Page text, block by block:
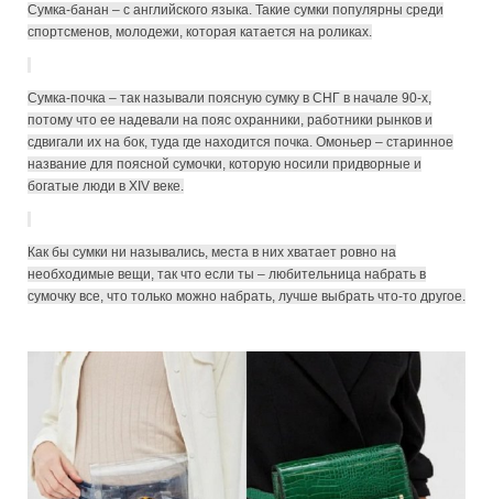
Сумка-банан – с английского языка. Такие сумки популярны среди
спортсменов, молодежи, которая катается на роликах.
Сумка-почка – так называли поясную сумку в СНГ в начале 90-х,
потому что ее надевали на пояс охранники, работники рынков и
сдвигали их на бок, туда где находится почка. Омоньер – старинное
название для поясной сумочки, которую носили придворные и
богатые люди в XIV веке.
Как бы сумки ни назывались, места в них хватает ровно на
необходимые вещи, так что если ты – любительница набрать в
сумочку все, что только можно набрать, лучше выбрать что-то другое.